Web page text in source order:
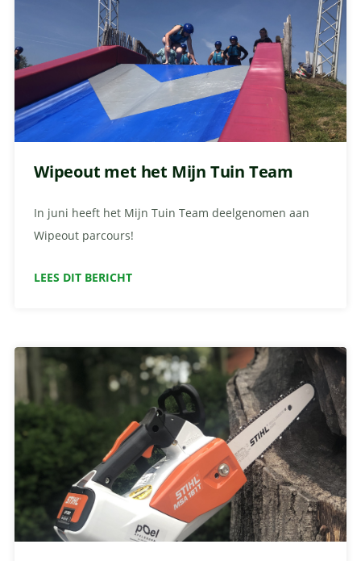
Wipeout met het Mijn Tuin Team
In juni heeft het Mijn Tuin Team deelgenomen aan
Wipeout parcours!
LEES DIT BERICHT